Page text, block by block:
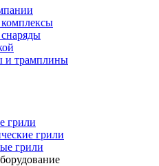
и трамплины
грили
грили
грили